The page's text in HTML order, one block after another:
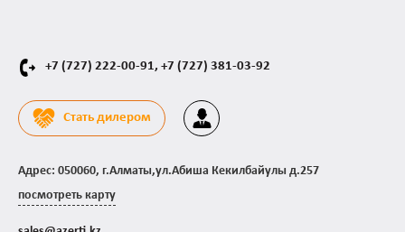
+7 (727) 222-00-91, +7 (727) 381-03-92
Стать дилером
Адрес: 050060, г.Алматы,ул.Абиша Кекилбайулы д.257
посмотреть карту